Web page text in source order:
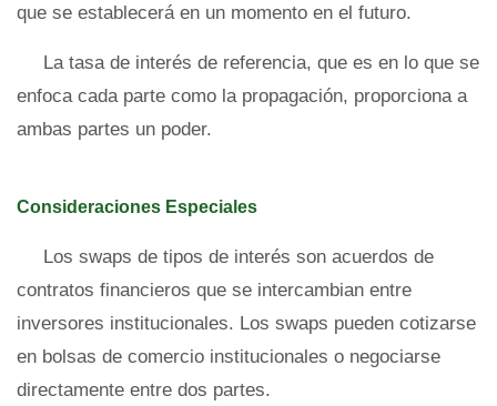
que se establecerá en un momento en el futuro.
La tasa de interés de referencia, que es en lo que se
enfoca cada parte como la propagación, proporciona a
ambas partes un poder.
Consideraciones Especiales
Los swaps de tipos de interés son acuerdos de
contratos financieros que se intercambian entre
inversores institucionales. Los swaps pueden cotizarse
en bolsas de comercio institucionales o negociarse
directamente entre dos partes.